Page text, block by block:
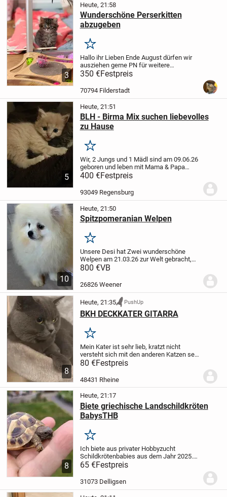
3
Heute, 21:58
Wunderschöne Perserkitten
abzugeben
Merken
Hallo ihr LiebenEnde August dürfen wir
ausziehen gerne PN für weitere
Informationen gerne auch telefonisch das
ist uns am liebsten.
atemberaubend sehr lieb wir machen
350 €Festpreis
70794 Filderstadt
5
Heute, 21:51
BLH - Birma Mix suchen liebevolles
zu Hause
Merken
Wir, 2 Jungs und 1 Mädl sind am 09.06.26
geboren und leben mit Mama & Papa
zusammen sowie dem Dosenöffner
Kennen alle Alltagsgeräusche,
der Arzt sagt wir sind gesund, entwurmt
und spielen...
400 €Festpreis
93049 Regensburg
10
Heute, 21:50
Spitzpomeranian Welpen
Merken
Unsere Desi hat Zwei wunderschöne
Welpen am 21.03.26 zur Welt gebracht,
die ein Liebevolles Zuhause suchen. Sind
Vater sind beide reinrassige Spitz
800 €VB
26826 Weener
8
Heute, 21:35 PushUp
BKH DECKKATER GITARRA
Merken
Mein Kater ist sehr lieb, kratzt nicht
versteht sich mit den anderen Katzen sehr
gut. Sie können ihre Katze zu uns bringen.
Ihre Katze bleibt 4-5 Tagen bei uns, falls
es bei der ersten Deckung nicht...
80 €Festpreis
48431 Rheine
8
Heute, 21:17
Biete griechische Landschildkröten
BabysTHB
Merken
Ich biete aus privater Hobbyzucht
Schildkrötenbabies aus dem Jahr 2025.
Die Schildis haben schon eine
Winterstarre hinter sich, sind gut
gewachsen, sehr aktiv und handzahm.
Die Tiere sind...
65 €Festpreis
31073 Delligsen